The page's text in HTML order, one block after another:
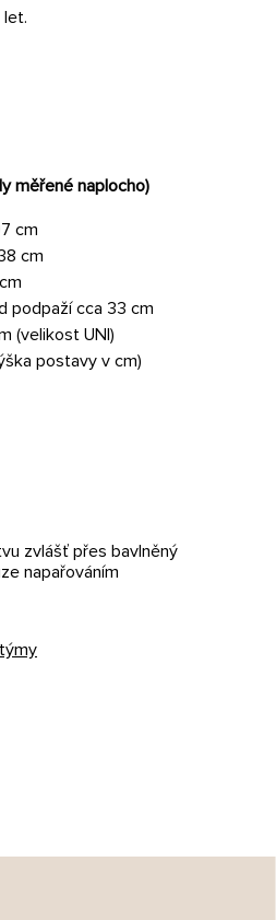
měřené naplocho)
cm
cm
podpaží cca 33 cm
(velikost UNI)
postavy v cm)
zvlášť přes bavlněný
napařováním